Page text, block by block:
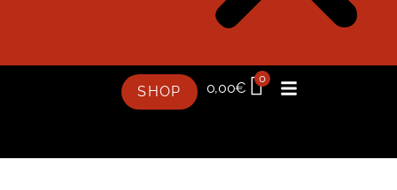
SHOP 0,00€
0